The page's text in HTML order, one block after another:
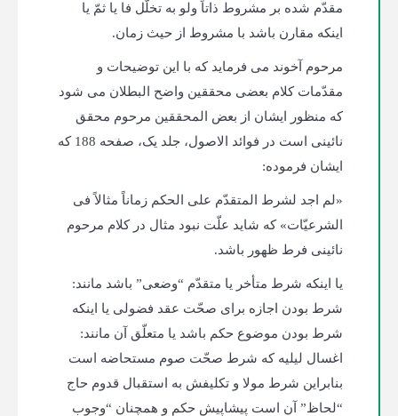
مقدّم شده بر مشروط ذاتاً ولو به تخلّل فا یا ثمّ یا
اینکه مقارن باشد با مشروط از حیث زمان.
مرحوم آخوند می فرماید که با این توضیحات و
مقدّمات کلام بعضی محققین واضح البطلان می شود
که منظور ایشان از بعض المحققین مرحوم محقق
نائینی است در فوائد الاصول، جلد یک، صفحه 188 که
ایشان فرموده:
«لم اجد لشرط المتقدّم علی الحکم زماناً مثالاً فی
الشرعیّات» که شاید علّت نبود مثال در کلام مرحوم
نائینی فرط ظهور باشد.
یا اینکه شرط متأخر یا متقدّم “وضعی” ­باشد مانند:
شرط بودن اجازه برای صحّت عقد فضولی یا اینکه
شرط بودن موضوع حکم باشد یا متعلّق آن مانند:
اغسال لیلیه که شرط صحّت صوم مستحاضه است
بنابراین شرط مولا و تکلیفش به استقبال قدوم حاج
“لحاظ” آن است پیشاپیش حکم و همچنان “وجوب